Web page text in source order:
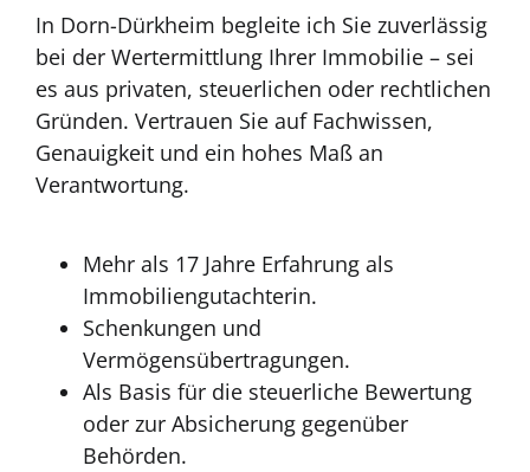
In Dorn-Dürkheim begleite ich Sie zuverlässig
bei der Wertermittlung Ihrer Immobilie – sei
es aus privaten, steuerlichen oder rechtlichen
Gründen. Vertrauen Sie auf Fachwissen,
Genauigkeit und ein hohes Maß an
Verantwortung.
Mehr als 17 Jahre Erfahrung als
Immobiliengutachterin.
Schenkungen und
Vermögensübertragungen.
Als Basis für die steuerliche Bewertung
oder zur Absicherung gegenüber
Behörden.